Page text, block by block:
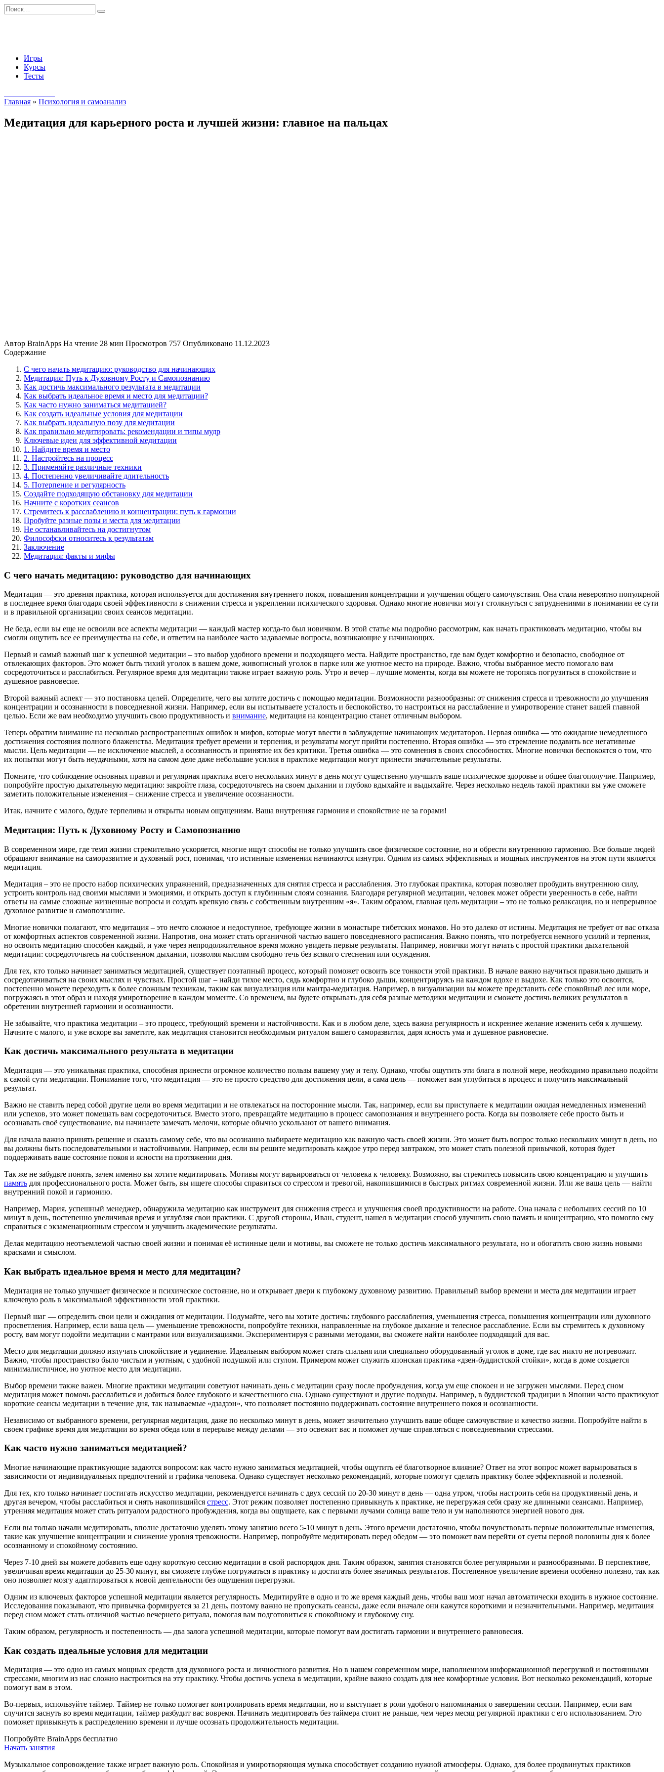
Перейти
к
Search
for:
Игры
Курсы
Тесты
Главная » Психология и самоанализ
Медитация для карьерного роста и лучшей жизни: главное на пальцах
Автор BrainApps На чтение 28 мин Просмотров 757 Опубликовано 11.12.2023
Содержание
С чего начать медитацию: руководство для начинающих
Медитация: Путь к Духовному Росту и Самопознанию
Как достичь максимального результата в медитации
Как выбрать идеальное время и место для медитации?
Как часто нужно заниматься медитацией?
Как создать идеальные условия для медитации
Как выбрать идеальную позу для медитации
Как правильно медитировать: рекомендации и типы мудр
Ключевые идеи для эффективной медитации
1. Найдите время и место
2. Настройтесь на процесс
3. Применяйте различные техники
4. Постепенно увеличивайте длительность
5. Потерпение и регулярность
Создайте подходящую обстановку для медитации
Начните с коротких сеансов
Стремитесь к расслаблению и концентрации: путь к гармонии
Пробуйте разные позы и места для медитации
Не останавливайтесь на достигнутом
Философски относитесь к результатам
Заключение
Медитация: факты и мифы
С чего начать медитацию: руководство для начинающих
Медитация — это древняя практика, которая используется для достижения внутреннего покоя, повышения концентрации и улучшения общего самочувствия. Она стала невероятно популярной
в последнее время благодаря своей эффективности в снижении стресса и укреплении психического здоровья. Однако многие новички могут столкнуться с затруднениями в понимании ее сути
и в правильной организации своих сеансов медитации.
Не беда, если вы еще не освоили все аспекты медитации — каждый мастер когда-то был новичком. В этой статье мы подробно рассмотрим, как начать практиковать медитацию, чтобы вы
смогли ощутить все ее преимущества на себе, и ответим на наиболее часто задаваемые вопросы, возникающие у начинающих.
Первый и самый важный шаг к успешной медитации – это выбор удобного времени и подходящего места. Найдите пространство, где вам будет комфортно и безопасно, свободное от
отвлекающих факторов. Это может быть тихий уголок в вашем доме, живописный уголок в парке или же уютное место на природе. Важно, чтобы выбранное место помогало вам
сосредоточиться и расслабиться. Регулярное время для медитации также играет важную роль. Утро и вечер – лучшие моменты, когда вы можете не торопясь погрузиться в спокойствие и
душевное равновесие.
Второй важный аспект — это постановка целей. Определите, чего вы хотите достичь с помощью медитации. Возможности разнообразны: от снижения стресса и тревожности до улучшения
концентрации и осознанности в повседневной жизни. Например, если вы испытываете усталость и беспокойство, то настроиться на расслабление и умиротворение станет вашей главной
целью. Если же вам необходимо улучшить свою продуктивность и внимание, медитация на концентрацию станет отличным выбором.
Теперь обратим внимание на несколько распространенных ошибок и мифов, которые могут ввести в заблуждение начинающих медитаторов. Первая ошибка — это ожидание немедленного
достижения состояния полного блаженства. Медитация требует времени и терпения, и результаты могут прийти постепенно. Вторая ошибка — это стремление подавить все негативные
мысли. Цель медитации — не исключение мыслей, а осознанность и принятие их без критики. Третья ошибка — это сомнения в своих способностях. Многие новички беспокоятся о том, что
их попытки могут быть неудачными, хотя на самом деле даже небольшие усилия в практике медитации могут принести значительные результаты.
Помните, что соблюдение основных правил и регулярная практика всего нескольких минут в день могут существенно улучшить ваше психическое здоровье и общее благополучие. Например,
попробуйте простую дыхательную медитацию: закройте глаза, сосредоточьтесь на своем дыхании и глубоко вдыхайте и выдыхайте. Через несколько недель такой практики вы уже сможете
заметить положительные изменения – снижение стресса и увеличение осознанности.
Итак, начните с малого, будьте терпеливы и открыты новым ощущениям. Ваша внутренняя гармония и спокойствие не за горами!
Медитация: Путь к Духовному Росту и Самопознанию
В современном мире, где темп жизни стремительно ускоряется, многие ищут способы не только улучшить свое физическое состояние, но и обрести внутреннюю гармонию. Все больше людей
обращают внимание на саморазвитие и духовный рост, понимая, что истинные изменения начинаются изнутри. Одним из самых эффективных и мощных инструментов на этом пути является
медитация.
Медитация – это не просто набор психических упражнений, предназначенных для снятия стресса и расслабления. Это глубокая практика, которая позволяет пробудить внутреннюю силу,
устроить контроль над своими мыслями и эмоциями, и открыть доступ к глубинным слоям сознания. Благодаря регулярной медитации, человек может обрести уверенность в себе, найти
ответы на самые сложные жизненные вопросы и создать крепкую связь с собственным внутренним «я». Таким образом, главная цель медитации – это не только релаксация, но и непрерывное
духовное развитие и самопознание.
Многие новички полагают, что медитация – это нечто сложное и недоступное, требующее жизни в монастыре тибетских монахов. Но это далеко от истины. Медитация не требует от вас отказа
от комфортных аспектов современной жизни. Напротив, она может стать органичной частью вашего повседневного расписания. Важно понять, что потребуется немного усилий и терпения,
но освоить медитацию способен каждый, и уже через непродолжительное время можно увидеть первые результаты. Например, новички могут начать с простой практики дыхательной
медитации: сосредоточьтесь на собственном дыхании, позволяя мыслям свободно течь без всякого стеснения или осуждения.
Для тех, кто только начинает заниматься медитацией, существует поэтапный процесс, который поможет освоить все тонкости этой практики. В начале важно научиться правильно дышать и
сосредотачиваться на своих мыслях и чувствах. Простой шаг – найди тихое место, сядь комфортно и глубоко дыши, концентрируясь на каждом вдохе и выдохе. Как только это освоится,
постепенно можете переходить к более сложным техникам, таким как визуализация или мантра-медитация. Например, в визуализации вы можете представить себе спокойный лес или море,
погружаясь в этот образ и находя умиротворение в каждом моменте. Со временем, вы будете открывать для себя разные методики медитации и сможете достичь великих результатов в
обретении внутренней гармонии и осознанности.
Не забывайте, что практика медитации – это процесс, требующий времени и настойчивости. Как и в любом деле, здесь важна регулярность и искреннее желание изменить себя к лучшему.
Начните с малого, и уже вскоре вы заметите, как медитация становится необходимым ритуалом вашего саморазвития, даря ясность ума и душевное равновесие.
Как достичь максимального результата в медитации
Медитация — это уникальная практика, способная принести огромное количество пользы вашему уму и телу. Однако, чтобы ощутить эти блага в полной мере, необходимо правильно подойти
к самой сути медитации. Понимание того, что медитация — это не просто средство для достижения цели, а сама цель — поможет вам углубиться в процесс и получить максимальный
результат.
Важно не ставить перед собой другие цели во время медитации и не отвлекаться на посторонние мысли. Так, например, если вы приступаете к медитации ожидая немедленных изменений
или успехов, это может помешать вам сосредоточиться. Вместо этого, превращайте медитацию в процесс самопознания и внутреннего роста. Когда вы позволяете себе просто быть и
осознавать своё существование, вы начинаете замечать мелочи, которые обычно ускользают от вашего внимания.
Для начала важно принять решение и сказать самому себе, что вы осознанно выбираете медитацию как важную часть своей жизни. Это может быть вопрос только нескольких минут в день, но
вы должны быть последовательными и настойчивыми. Например, если вы решите медитировать каждое утро перед завтраком, это может стать полезной привычкой, которая будет
поддерживать ваше состояние покоя и ясности на протяжении дня.
Так же не забудьте понять, зачем именно вы хотите медитировать. Мотивы могут варьироваться от человека к человеку. Возможно, вы стремитесь повысить свою концентрацию и улучшить
память для профессионального роста. Может быть, вы ищете способы справиться со стрессом и тревогой, накопившимися в быстрых ритмах современной жизни. Или же ваша цель — найти
внутренний покой и гармонию.
Например, Мария, успешный менеджер, обнаружила медитацию как инструмент для снижения стресса и улучшения своей продуктивности на работе. Она начала с небольших сессий по 10
минут в день, постепенно увеличивая время и углубляя свои практики. С другой стороны, Иван, студент, нашел в медитации способ улучшить свою память и концентрацию, что помогло ему
справиться с экзаменационным стрессом и улучшить академические результаты.
Делая медитацию неотъемлемой частью своей жизни и понимая её истинные цели и мотивы, вы сможете не только достичь максимального результата, но и обогатить свою жизнь новыми
красками и смыслом.
Как выбрать идеальное время и место для медитации?
Медитация не только улучшает физическое и психическое состояние, но и открывает двери к глубокому духовному развитию. Правильный выбор времени и места для медитации играет
ключевую роль в максимальной эффективности этой практики.
Первый шаг — определить свои цели и ожидания от медитации. Подумайте, чего вы хотите достичь: глубокого расслабления, уменьшения стресса, повышения концентрации или духовного
просветления. Например, если ваша цель — уменьшение тревожности, попробуйте техники, направленные на глубокое дыхание и телесное расслабление. Если вы стремитесь к духовному
росту, вам могут подойти медитации с мантрами или визуализациями. Экспериментируя с разными методами, вы сможете найти наиболее подходящий для вас.
Место для медитации должно излучать спокойствие и уединение. Идеальным выбором может стать спальня или специально оборудованный уголок в доме, где вас никто не потревожит.
Важно, чтобы пространство было чистым и уютным, с удобной подушкой или стулом. Примером может служить японская практика «дзен-буддистской стойки», когда в доме создается
минималистичное, но уютное место для медитации.
Выбор времени также важен. Многие практики медитации советуют начинать день с медитации сразу после пробуждения, когда ум еще спокоен и не загружен мыслями. Перед сном
медитация может помочь расслабиться и добиться более глубокого и качественного сна. Однако существуют и другие подходы. Например, в буддистской традиции в Японии часто практикуют
короткие сеансы медитации в течение дня, так называемые «дзадзэн», что позволяет постоянно поддерживать состояние внутреннего покоя и осознанности.
Независимо от выбранного времени, регулярная медитация, даже по несколько минут в день, может значительно улучшить ваше общее самочувствие и качество жизни. Попробуйте найти в
своем графике время для медитации во время обеда или в перерыве между делами — это освежит вас и поможет лучше справляться с повседневными стрессами.
Как часто нужно заниматься медитацией?
Многие начинающие практикующие задаются вопросом: как часто нужно заниматься медитацией, чтобы ощутить её благотворное влияние? Ответ на этот вопрос может варьироваться в
зависимости от индивидуальных предпочтений и графика человека. Однако существует несколько рекомендаций, которые помогут сделать практику более эффективной и полезной.
Для тех, кто только начинает постигать искусство медитации, рекомендуется начинать с двух сессий по 20-30 минут в день — одна утром, чтобы настроить себя на продуктивный день, и
другая вечером, чтобы расслабиться и снять накопившийся стресс. Этот режим позволяет постепенно привыкнуть к практике, не перегружая себя сразу же длинными сеансами. Например,
утренняя медитация может стать ритуалом радостного пробуждения, когда вы ощущаете, как с первыми лучами солнца ваше тело и ум наполняются энергией нового дня.
Если вы только начали медитировать, вполне достаточно уделять этому занятию всего 5-10 минут в день. Этого времени достаточно, чтобы почувствовать первые положительные изменения,
такие как улучшение концентрации и снижение уровня тревожности. Например, попробуйте медитировать перед обедом — это поможет вам перейти от суеты первой половины дня к более
осознанному и спокойному состоянию.
Через 7-10 дней вы можете добавить еще одну короткую сессию медитации в свой распорядок дня. Таким образом, занятия становятся более регулярными и разнообразными. В перспективе,
увеличивая время медитации до 25-30 минут, вы сможете глубже погружаться в практику и достигать более значимых результатов. Постепенное увеличение времени особенно полезно, так как
оно позволяет мозгу адаптироваться к новой деятельности без ощущения перегрузки.
Одним из ключевых факторов успешной медитации является регулярность. Медитируйте в одно и то же время каждый день, чтобы ваш мозг начал автоматически входить в нужное состояние.
Исследования показывают, что привычка формируется за 21 день, поэтому важно не пропускать сеансы, даже если вначале они кажутся короткими и незначительными. Например, медитация
перед сном может стать отличной частью вечернего ритуала, помогая вам подготовиться к спокойному и глубокому сну.
Таким образом, регулярность и постепенность — два залога успешной медитации, которые помогут вам достигать гармонии и внутреннего равновесия.
Как создать идеальные условия для медитации
Медитация — это одно из самых мощных средств для духовного роста и личностного развития. Но в нашем современном мире, наполненном информационной перегрузкой и постоянными
стрессами, многим из нас сложно настроиться на эту практику. Чтобы достичь успеха в медитации, крайне важно создать для нее комфортные условия. Вот несколько рекомендаций, которые
помогут вам в этом.
Во-первых, используйте таймер. Таймер не только помогает контролировать время медитации, но и выступает в роли удобного напоминания о завершении сессии. Например, если вам
случится заснуть во время медитации, таймер разбудит вас вовремя. Начинать медитировать без таймера стоит не раньше, чем через месяц регулярной практики с его использованием. Это
поможет привыкнуть к распределению времени и лучше осознать продолжительность медитации.
Попробуйте BrainApps бесплатно
Начать занятия
Музыкальное сопровождение также играет важную роль. Спокойная и умиротворяющая музыка способствует созданию нужной атмосферы. Однако, для более продвинутых практиков